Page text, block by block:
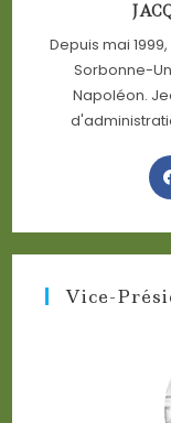
Depuis mai
Sorbonne-
Napoléon.
Vice-